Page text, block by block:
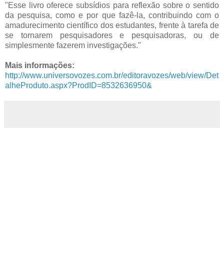
"Esse livro oferece subsídios para reflexão sobre o sentido
da pesquisa, como e por que fazê-la, contribuindo com o
amadurecimento científico dos estudantes, frente à tarefa de
se tornarem pesquisadores e pesquisadoras, ou de
simplesmente fazerem investigações."
Mais informações:
http://www.universovozes.com.br/editoravozes/web/view/Det
alheProduto.aspx?ProdID=8532636950&